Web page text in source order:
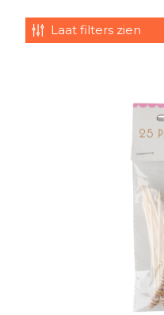
Laat filters zien